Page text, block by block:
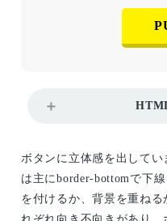
ボタンに立体感を出して
は主にborder-bottomで下
を付けるか、背景を重ね